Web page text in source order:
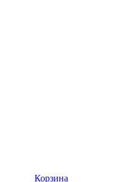
Корзина